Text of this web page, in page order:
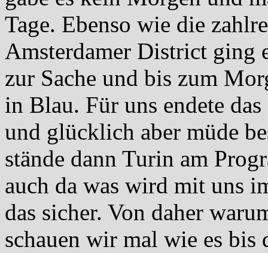
Tage. Ebenso wie die
Amsterdamer District ging
zur Sache und bis zum
in Blau. Für uns endete
und glücklich aber müde
stände dann Turin am
auch da was wird mit uns
das sicher. Von daher
schauen wir mal wie es bis